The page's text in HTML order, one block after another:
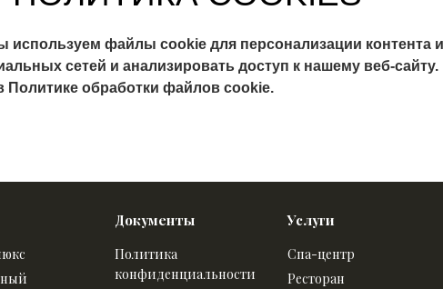
используем файлы cookie для персонализации контента
сетей и анализировать доступ к нашему веб-
обработки файлов cookie.
Документы
Политика
конфиденциальности
Услуги
Спа-центр
Ресторан